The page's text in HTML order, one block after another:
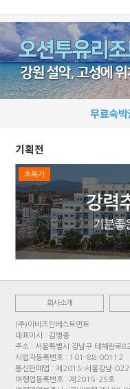
무료숙
기획전
초특가
회사소개
(주)이비즈인베스트먼트
대표이사 : 김병종
주소 : 서울특별시 강남구 테헤란로
사업자등록번호 : 101-88-00112
통신판매업 : 제2015-서울강남-
여행업등록번호 : 제2015-25호